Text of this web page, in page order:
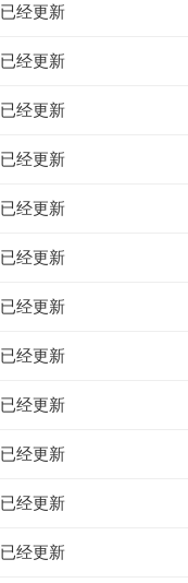
经更新
经更新
经更新
经更新
经更新
经更新
经更新
经更新
经更新
经更新
经更新
经更新